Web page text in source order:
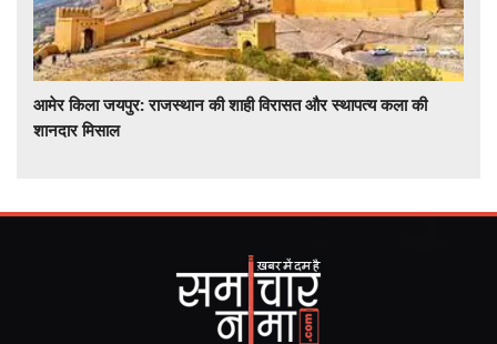
आमेर किला जयपुर: राजस्थान की शाही विरासत और स्थापत्य कला की
शानदार मिसाल